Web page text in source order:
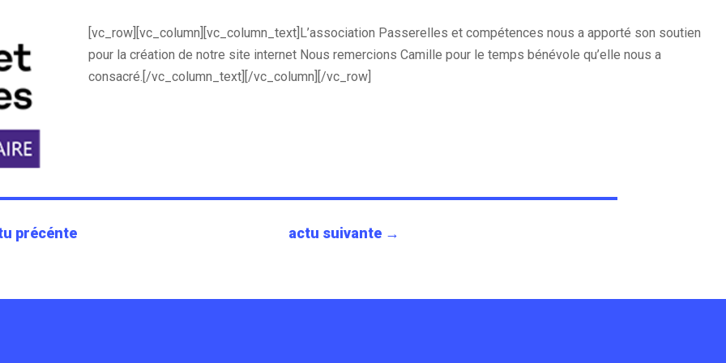
[vc_row][vc_column][vc_column_text]L’association Passerelles et compétences nous a apporté son soutien
pour la création de notre site internet Nous remercions Camille pour le temps bénévole qu’elle nous a
consacré.[/vc_column_text][/vc_column][/vc_row]
précénte actu suivante→